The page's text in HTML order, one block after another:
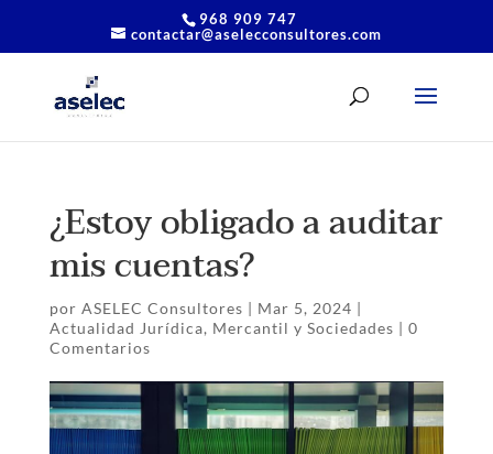
968 909 747
contactar@aselecconsultores.com
¿Estoy obligado a auditar
mis cuentas?
por ASELEC Consultores | Mar 5, 2024 |
Actualidad Jurídica, Mercantil y Sociedades | 0
Comentarios